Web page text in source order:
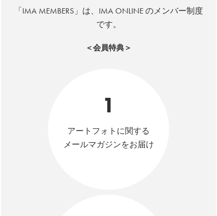
「IMA MEMBERS」は、IMA ONLINE のメンバー制度
です。
＜会員特典＞
1
アートフォトに関する
メールマガジンをお届け